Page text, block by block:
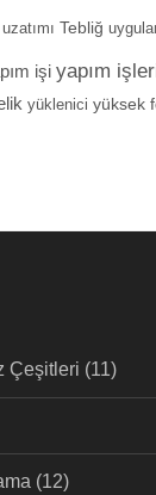
Tebliğ
işi yapım
yüklenici yüksek
Çeşitleri (11)
(12)